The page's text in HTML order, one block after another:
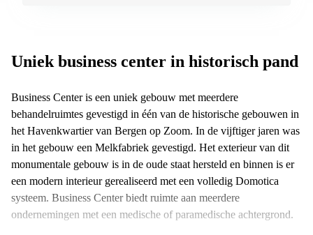
Uniek business center in historisch pand
Business Center is een uniek gebouw met meerdere
behandelruimtes gevestigd in één van de historische gebouwen in
het Havenkwartier van Bergen op Zoom. In de vijftiger jaren was
in het gebouw een Melkfabriek gevestigd. Het exterieur van dit
monumentale gebouw is in de oude staat hersteld en binnen is er
een modern interieur gerealiseerd met een volledig Domotica
systeem. Business Center biedt ruimte aan meerdere
ondernemingen met een medische of paramedische achtergrond.